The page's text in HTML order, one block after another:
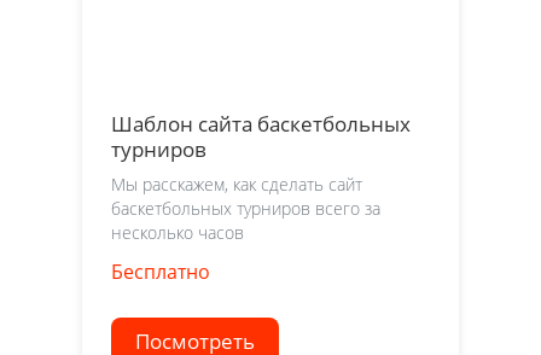
Шаблон сайта баскетбольных
турниров
Мы расскажем, как сделать сайт
баскетбольных турниров всего за
несколько часов
Бесплатно
Посмотреть